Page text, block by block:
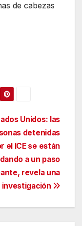
de cabezas
Unidos: las
detenidas
el ICE se están
a un paso
revela una
investigación